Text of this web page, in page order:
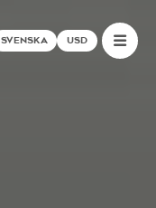
SVENSKA USD